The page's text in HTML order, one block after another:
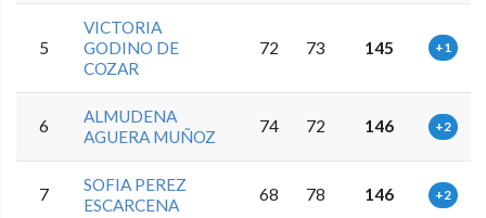
5
VICTORIA
GODINO DE
COZAR
72 73 145 +1
6
ALMUDENA
AGUERA MUÑOZ
74 72 146 +2
7
SOFIA PEREZ
ESCARCENA
68 78 146 +2